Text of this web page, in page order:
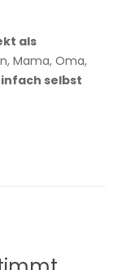
als
Mama, Oma,
selbst